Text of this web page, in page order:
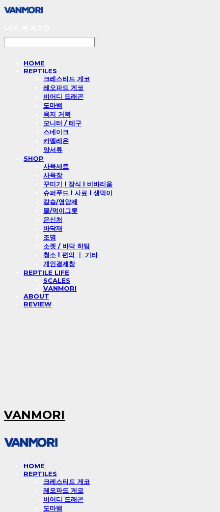
HOME
REPTILES
크레스티드 게코
레오파드 게코
비어디 드래곤
도마뱀
육지 거북
모니터 / 테구
스네이크
카멜레온
양서류
SHOP
사육세트
사육장
꾸미기 l 장식 l 비바리움
슈퍼푸드 l 사료 l 생먹이
칼슘/영양제
물/먹이그릇
은신처
바닥재
조명
소켓 / 바닥 히팅
청소 l 편의 ㅣ 기타
개인결제창
REPTILE LIFE
SCALES
VANMORI
ABOUT
REVIEW
VANMORI
HOME
REPTILES
크레스티드 게코
레오파드 게코
비어디 드래곤
도마뱀